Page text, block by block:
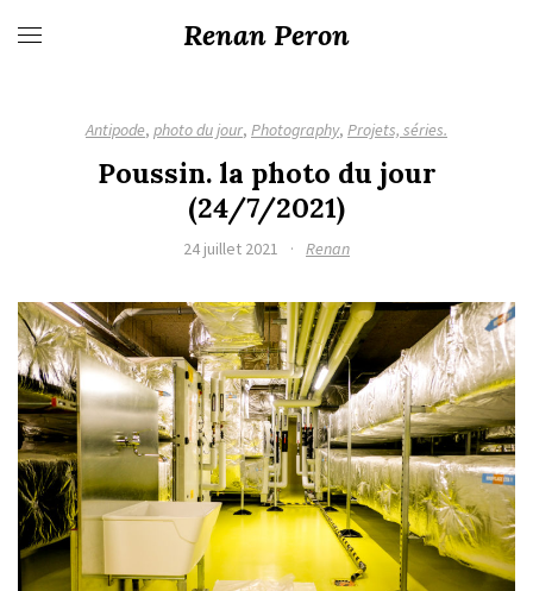
Renan Peron
Antipode, photo du jour, Photography, Projets, séries.
Poussin. la photo du jour
(24/7/2021)
24 juillet 2021 · Renan